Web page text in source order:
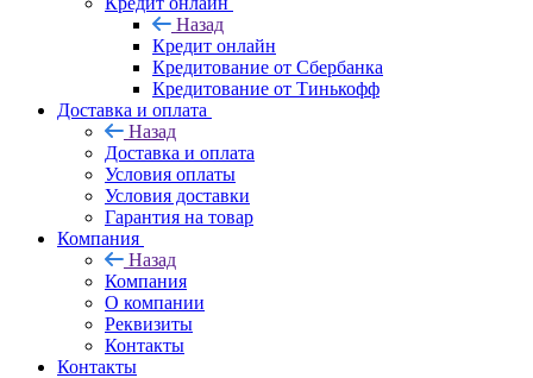
Назад
Кредит онлайн
Кредитование от Сбербанка
Кредитование от Тинькофф
Доставка и оплата
Назад
Доставка и оплата
Условия оплаты
Условия доставки
Гарантия на товар
Компания
Назад
Компания
О компании
Реквизиты
Контакты
Контакты